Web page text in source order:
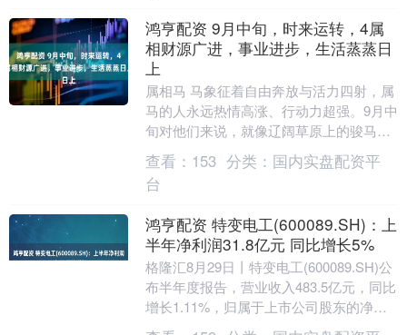
鸿亨配资 9月中旬，时来运转，4属
相财源广进，事业进步，生活蒸蒸日
上
属相马 马象征着自由奔放与活力四射，属
马的人永远热情高涨、行动力超强。9月中
旬对他们来说，就像辽阔草原上的骏马遇
到了丰美的水草场，一路狂奔不停歇。销
售行业的属马....
查看： 153 分类： 国内实盘配资平
台
鸿亨配资 特变电工(600089.SH)：上
半年净利润31.8亿元 同比增长5%
格隆汇8月29日丨特变电工(600089.SH)公
布半年度报告，营业收入483.5亿元，同比
增长1.11%，归属于上市公司股东的净利
润31.8亿元，同比增长5%....